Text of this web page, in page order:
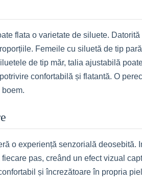
flata o varietate de siluete.
Femeile cu siluetă de tip
de tip măr, talia ajustabilă
confortabilă și flatantă. O
o experiență senzorială
pas, creând un efect vizual
și încrezătoare în propria